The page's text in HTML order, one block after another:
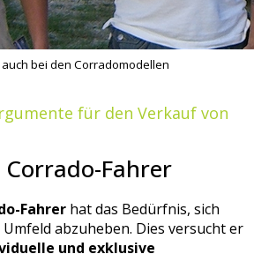
bei den Corradomodellen
für den Verkauf von
Fahrer
Fahrer hat das Bedürfnis, sich
abzuheben. Dies versucht er
und exklusive